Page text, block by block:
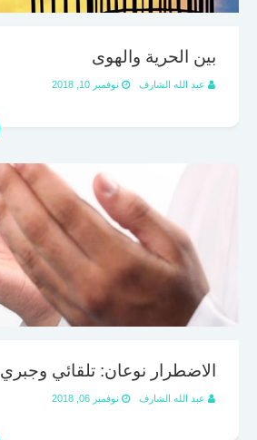
بين الحرية والهوى
عبد الله الشارف نوفمبر 10, 2018
الاضطرار نوعان: تلقائي وجبري
عبد الله الشارف نوفمبر 06, 2018